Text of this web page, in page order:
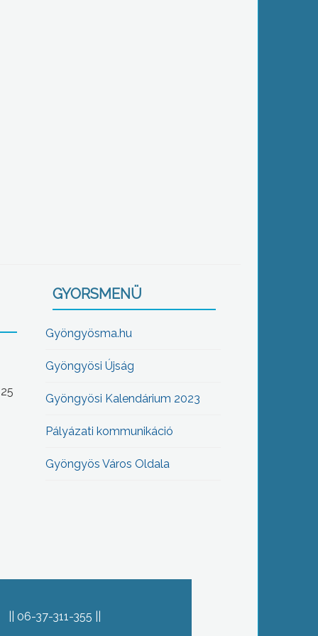
GYORSMENÜ
Gyöngyösma.hu
Gyöngyösi Újság
Gyöngyösi Kalendárium 2023
Pályázati kommunikáció
Gyöngyös Város Oldala
06-37-311-355